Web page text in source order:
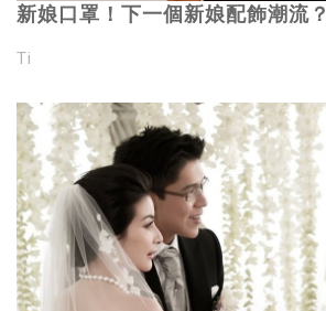
新娘口罩！下一個新娘配飾潮流？
Ti